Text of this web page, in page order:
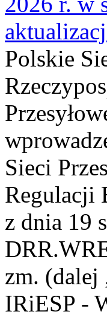
Polskie
Sieci
Regulacji
z dnia 19
zm. (dalej
IRiESP -